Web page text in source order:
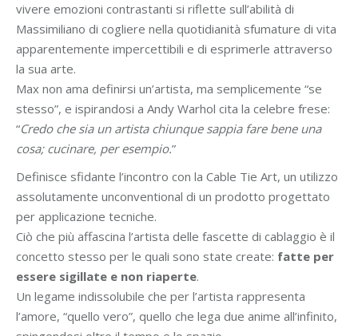
vivere emozioni contrastanti si riflette sull’abilità di
Massimiliano di cogliere nella quotidianità sfumature di vita
apparentemente impercettibili e di esprimerle attraverso
la sua arte.
Max non ama definirsi un’artista, ma semplicemente “se
stesso”, e ispirandosi a Andy Warhol cita la celebre frese:
“Credoche sia un artistachiunque sappia farebene una
cosa; cucinare, per esempio.”
Definisce sfidante l’incontro con la Cable Tie Art, un utilizzo
assolutamente unconventional di un prodotto progettato
per applicazione tecniche.
Ciò che più affascina l’artista delle fascette di cablaggio è il
concetto stesso per le quali sono state create: fatte per
essere sigillate e non riaperte.
Un legame indissolubile che per l’artista rappresenta
l’amore, “quello vero”, quello che lega due anime all’infinito,